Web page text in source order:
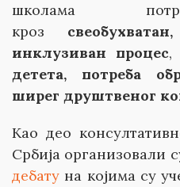
школама
кроз
инклузиван процес,
детета, потреба
ширег друштвеног
Као део
Србија организовали
дебату на којима су